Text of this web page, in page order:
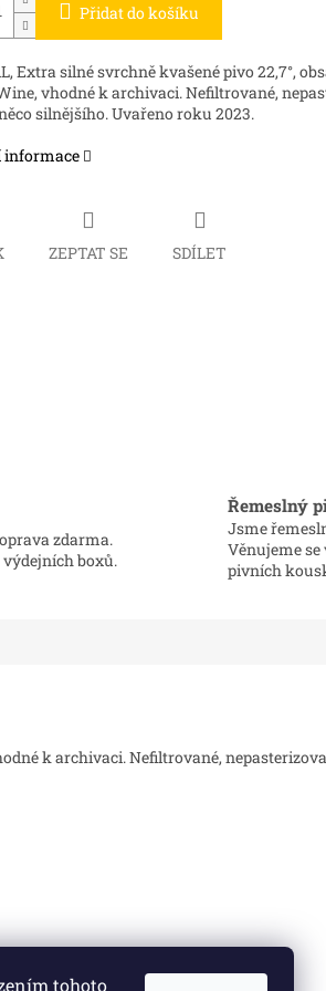
tohoto
Přidat do košíku
Extra silné svrchně kvašené pivo 22,7°,
vhodné k archivaci. Nefiltrované,
silnějšího. Uvařeno roku 2023.
informace
ZEPTAT SE SDÍLET
zdarma.
výdejních boxů.
Řemeslný
Jsme
Věnujeme
pivních
k archivaci. Nefiltrované,